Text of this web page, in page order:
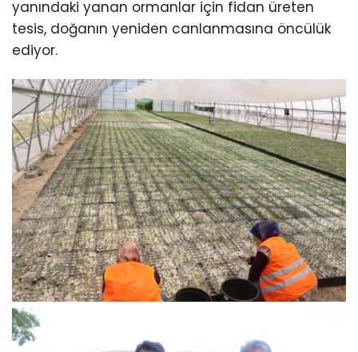
yanındaki yanan ormanlar için fidan üreten
tesis, doğanın yeniden canlanmasına öncülük
ediyor.